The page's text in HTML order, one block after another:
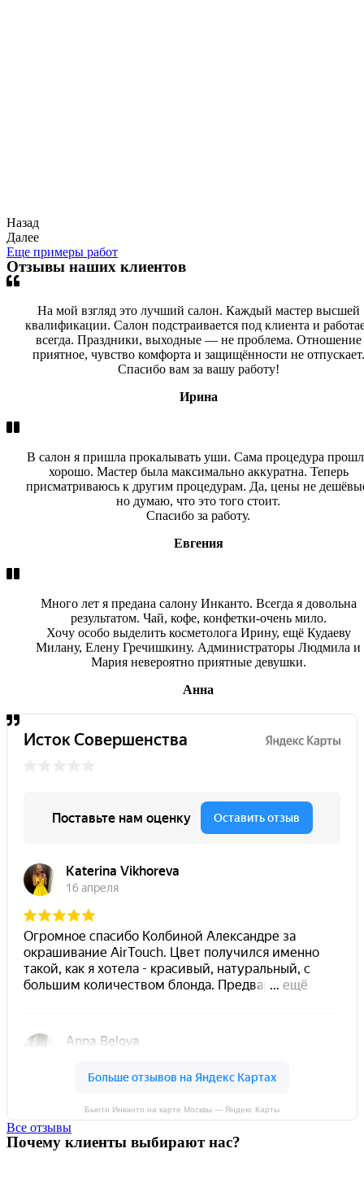
Назад
Далее
Еще примеры работ
Отзывы наших клиентов
На мой взгляд это лучший салон. Каждый мастер высшей
квалификации. Салон подстраивается под клиента и
всегда. Праздники, выходные — не проблема. Отношение
приятное, чувство комфорта и защищённости не отпускает.
Спасибо вам за вашу работу!
Ирина
В салон я пришла прокалывать уши. Сама процедура
хорошо. Мастер была максимально аккуратна. Теперь
присматриваюсь к другим процедурам. Да, цены не
но думаю, что это того стоит.
Спасибо за работу.
Евгения
Много лет я предана салону Инканто. Всегда я довольна
результатом. Чай, кофе, конфетки-очень мило.
Хочу особо выделить косметолога Ирину, ещё Кудаеву
Милану, Елену Гречишкину. Администраторы Людмила и
Мария невероятно приятные девушки.
Анна
Бьюти Инканто на карте Москвы — Яндекс Карты
Все отзывы
Почему клиенты выбирают нас?